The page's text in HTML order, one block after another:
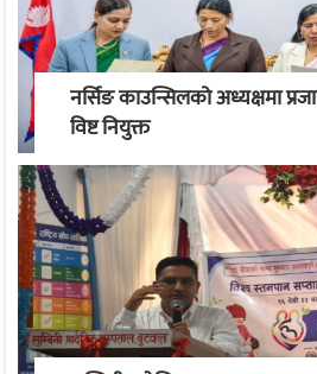
नर्सिङ काउन्सिलको अध्यक्षमा
विष्ट नियुक्त